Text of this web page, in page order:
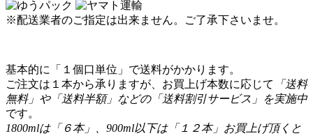
※配送業者のご指定は出来ません。ご了承下さいませ。
基本的に「１個口単位」で送料がかかります。
ご注文は１本から承りますが、お買上げ本数に応じて
「送料
無料」や「送料半額」などの「送料割引サービス」を実施中
です。
1800mlは「６本」、900ml以下は「１２本」お買上げ頂くと